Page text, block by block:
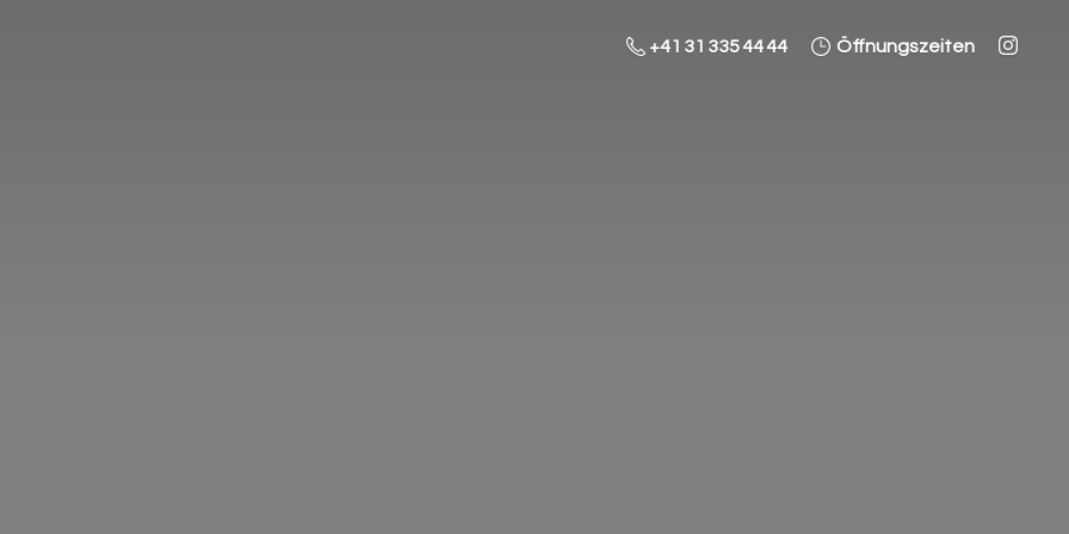
+41 31 335 44 44 Öffnungszeiten